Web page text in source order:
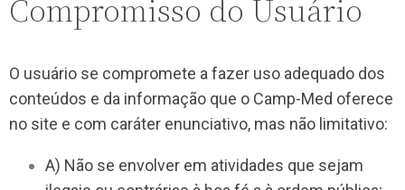
Compromisso do Usuário
O usuário se compromete a fazer uso adequado dos
conteúdos e da informação que o Camp-Med oferece
no site e com caráter enunciativo, mas não limitativo:
A) Não se envolver em atividades que sejam